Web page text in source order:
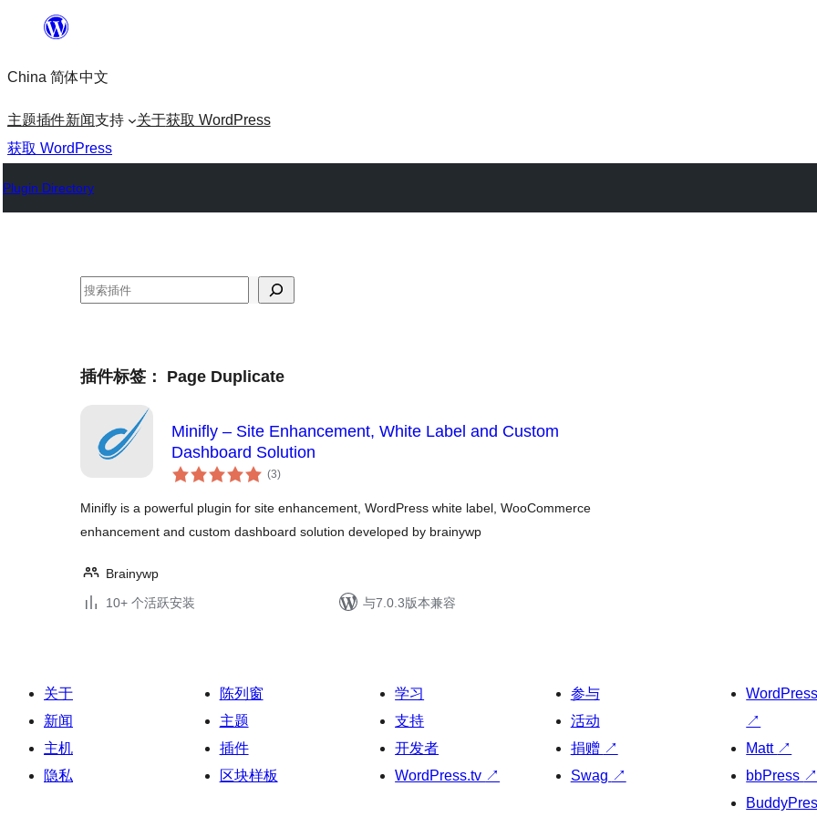
内
容
China 简体中文
主题插件新闻支持 关于获取 WordPress
获取 WordPress
Plugin Directory
搜
插件标签： Page Duplicate
Minifly – Site Enhancement, White Label and Custom
Dashboard Solution
(3总
评)
Minifly is a powerful plugin for site enhancement, WordPress white label, WooCommerce
enhancement and custom dashboard solution developed by brainywp
Brainywp
10+ 个活跃安装
与7.0.3版本兼容
关于
新闻
主机
隐私
陈列窗
主题
插件
区块样板
学习
支持
开发者
WordPress.tv ↗
参与
活动
捐赠 ↗
Swag ↗
↗
Matt ↗
bbPress ↗